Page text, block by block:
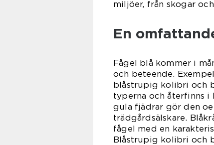
miljöer, från skogar
En
Fågel blå kommer i
och beteende.
blåstrupig kolibri och
typerna och återfinns i
gula fjädrar gör den
trädgårdsälskare.
fågel med en
Blåstrupig kolibri och